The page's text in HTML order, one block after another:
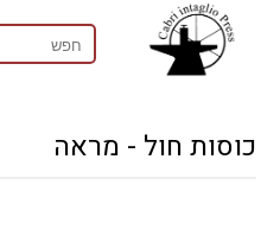
כוסות חול - מראה